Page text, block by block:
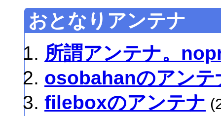
おとなりアンテナ
所謂アンテナ。
osobahanのアンテ
fileboxのアンテナ